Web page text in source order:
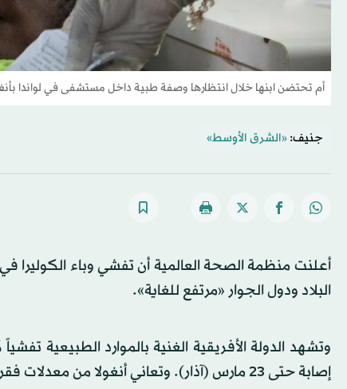
أم تحتضن ابنها خلال انتظارها وصفة طبية داخل مستشفى في لواندا
جنيف: «الشرق الأوسط»
البلاد ودول الجوار «مرتفع للغاية».
إصابة حتى 23 مارس (آذار). وتعاني أنغولا من معدلات فقر مرتفعة، وضعف شبكة الصرف الصحي رغم ثروتها النفطية.